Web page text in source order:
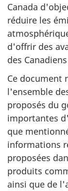
Canada
réduire les
d'offrir des
des
Ce document
l'ensemble
proposés du
importantes
que
informations
proposées
produits
ainsi que de